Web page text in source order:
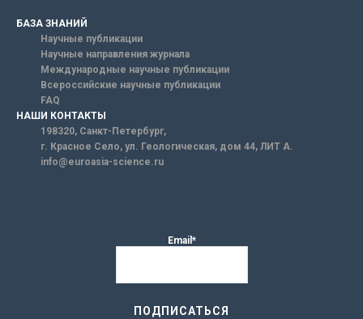
БАЗА ЗНАНИЙ
Научные публикации
Научные направления журнала
Международные научные публикации
Всероссийские научные публикации
FAQ
НАШИ КОНТАКТЫ
198320, Санкт-Петербург,
г. Красное Село, ул. Геологическая, дом 44, ЛИТ А.
info@euroasia-science.ru
Email*